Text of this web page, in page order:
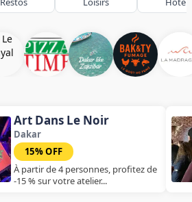
Art Dans Le Noir
Dakar
15% OFF
À partir de 4 personnes, profitez de
-15 % sur votre atelier...